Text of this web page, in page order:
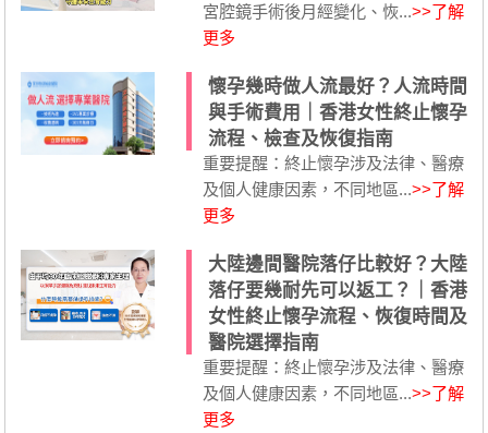
宮腔鏡手術後月經變化、恢...>>了解
更多
懷孕幾時做人流最好？人流時間
與手術費用｜香港女性終止懷孕
流程、檢查及恢復指南
重要提醒：終止懷孕涉及法律、醫療
及個人健康因素，不同地區...>>了解
更多
大陸邊間醫院落仔比較好？大陸
落仔要幾耐先可以返工？｜香港
女性終止懷孕流程、恢復時間及
醫院選擇指南
重要提醒：終止懷孕涉及法律、醫療
及個人健康因素，不同地區...>>了解
更多